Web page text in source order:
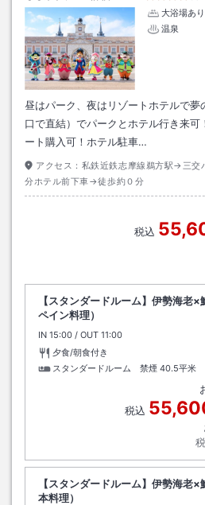
大浴場あり
温泉
昼はパーク、夜はリゾートホテルで
口で直結）でパークとホテル行き来可
ート購入可！ホテル駐車…
アクセス： 私鉄近鉄志摩線鵜方駅→三交
分ホテル前下車→徒歩約０分
税込
【スタンダードルーム】伊勢海老
ペイン料理）
IN チェックイン
15:00 / OUT チェックアウト
11:00
夕食/朝食付き
スタンダードルーム 禁煙 40.5平米
税込
【スタンダードルーム】伊勢海老
本料理）